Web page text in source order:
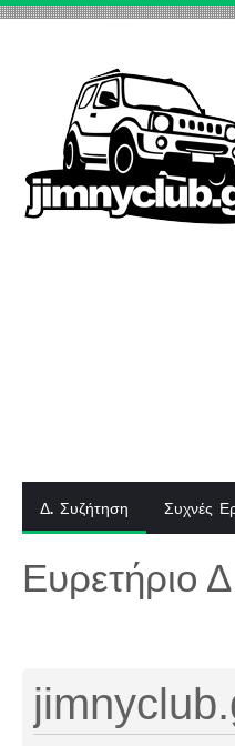
Δ. Συζήτηση Συχνές
Ευρετήριο